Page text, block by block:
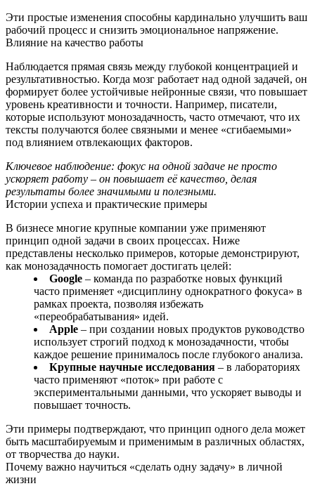
Эти простые изменения способны кардинально улучшить ваш
рабочий процесс и снизить эмоциональное напряжение.
Влияние на качество работы
Наблюдается прямая связь между глубокой концентрацией и
результативностью. Когда мозг работает над одной задачей, он
формирует более устойчивые нейронные связи, что повышает
уровень креативности и точности. Например, писатели,
которые используют монозадачность, часто отмечают, что их
тексты получаются более связными и менее «сгибаемыми»
под влиянием отвлекающих факторов.
Ключевое наблюдение: фокус на одной задаче не просто
ускоряет работу – он повышает её качество, делая
результаты более значимыми и полезными.
Истории успеха и практические примеры
В бизнесе многие крупные компании уже применяют
принцип одной задачи в своих процессах. Ниже
представлены несколько примеров, которые демонстрируют,
как монозадачность помогает достигать целей:
Google – команда по разработке новых функций
часто применяет «дисциплину однократного фокуса» в
рамках проекта, позволяя избежать
«переобрабатывания» идей.
Apple – при создании новых продуктов руководство
использует строгий подход к монозадачности, чтобы
каждое решение принималось после глубокого анализа.
Крупные научные исследования – в лабораториях
часто применяют «поток» при работе с
экспериментальными данными, что ускоряет выводы и
повышает точность.
Эти примеры подтверждают, что принцип одного дела может
быть масштабируемым и применимым в различных областях,
от творчества до науки.
Почему важно научиться «сделать одну задачу» в личной
жизни